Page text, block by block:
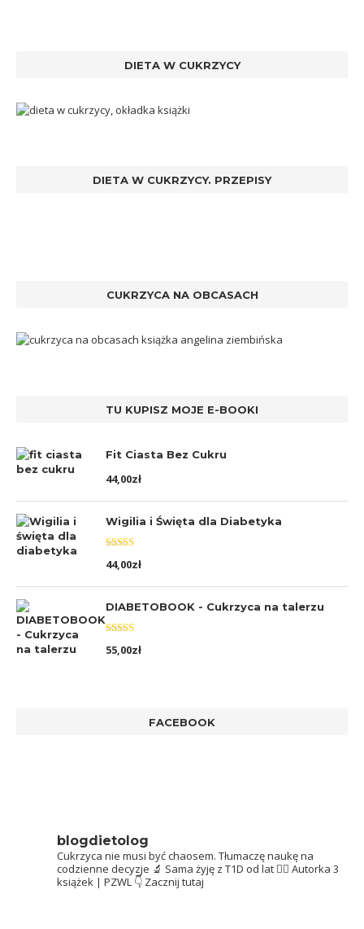
DIETA W CUKRZYCY
DIETA W CUKRZYCY. PRZEPISY
CUKRZYCA NA OBCASACH
TU KUPISZ MOJE E-BOOKI
Fit Ciasta Bez Cukru
44,00zł
Wigilia i Święta dla Diabetyka
Oceniono
5.00na 5
44,00zł
DIABETOBOOK - Cukrzyca na talerzu
Oceniono
5.00na 5
55,00zł
FACEBOOK
blogdietolog
Cukrzyca nie musi być chaosem. Tłumaczę naukę na
codzienne decyzje 🔬 Sama żyję z T1D od lat 👩‍⚕️ Autorka 3
książek | PZWL 👇 Zacznij tutaj